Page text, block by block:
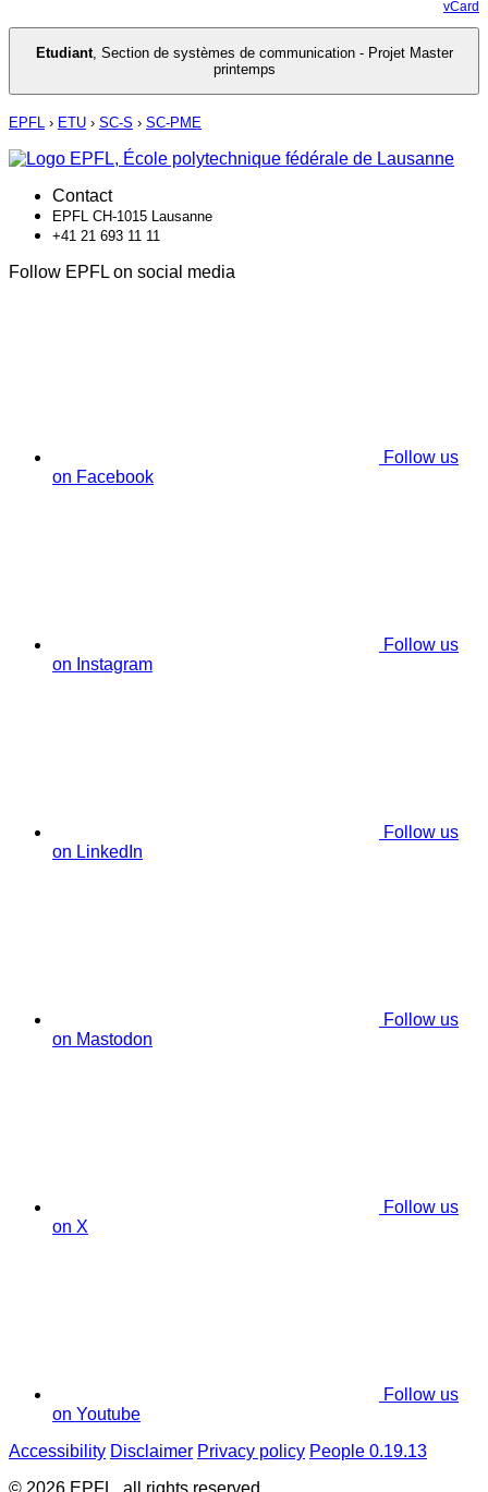
vCard
Etudiant, Section de systèmes de communication - Projet Master
printemps
EPFL › ETU › SC-S › SC-PME
Contact
EPFL CH-1015 Lausanne
+41 21 693 11 11
Follow EPFL on social media
Follow us
on Facebook
Follow us
on Instagram
Follow us
on LinkedIn
Follow us
on Mastodon
Follow us
on X
Follow us
on Youtube
Accessibility Disclaimer Privacy policy People 0.19.13